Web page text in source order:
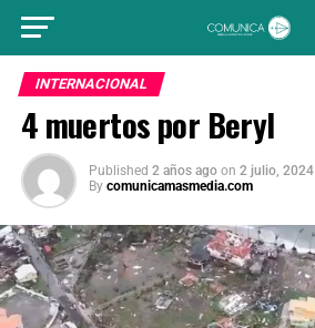
INTERNACIONAL
4 muertos por Beryl
Published 2 años ago on 2 julio, 2024
By comunicamasmedia.com